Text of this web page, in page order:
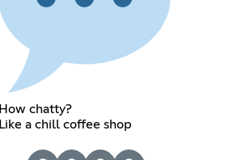
How chatty?
Like a chill coffee shop